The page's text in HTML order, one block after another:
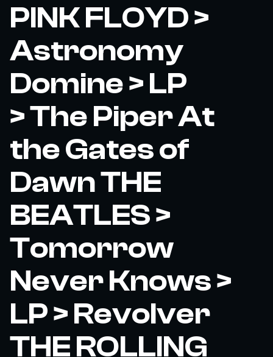
PINK FLOYD >
Astronomy
Domine > LP
> The Piper At
the Gates of
Dawn THE
BEATLES >
Tomorrow
Never Knows >
LP > Revolver
THE ROLLING